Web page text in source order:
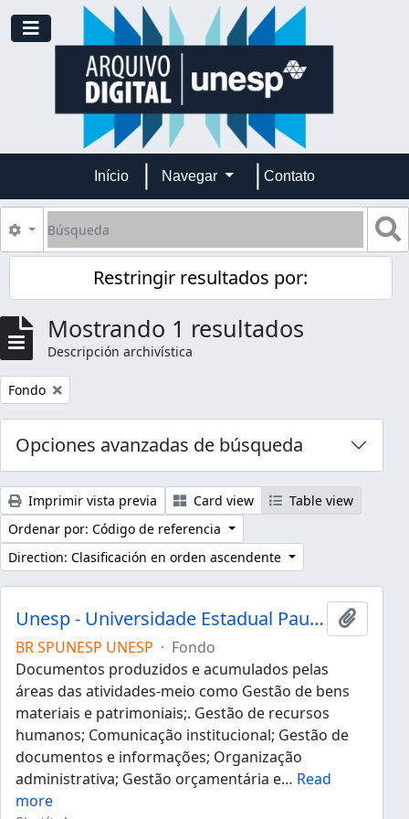
Skip to main content
Toggle navigation
Início Navegar Contato
Búsqueda
Search options
Restringir resultados por:
Mostrando 1 resultados
Descripción archivística
Remove filter:
Fondo
Opciones avanzadas de búsqueda
Imprimir vista previa Card view
Table view
Ordenar por: Código de referencia
Direction: Clasificación en orden ascendente
Unesp - Universidade Estadual Paulista "Júlio de Mesquita Filho"
Añadir
BR SPUNESP UNESP · Fondo
Documentos produzidos e acumulados pelas
áreas das atividades-meio como Gestão de bens
materiais e patrimoniais;. Gestão de recursos
humanos; Comunicação institucional; Gestão de
documentos e informações; Organização
administrativa; Gestão orçamentária e… Read
more